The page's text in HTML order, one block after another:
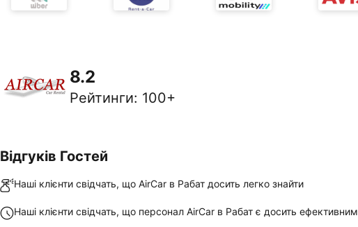
8.2
Рейтинги: 100+
Відгуків Гостей
Наші клієнти свідчать, що AirCar в Рабат досить легко знайти
Наші клієнти свідчать, що персонал AirCar в Рабат є досить ефективним